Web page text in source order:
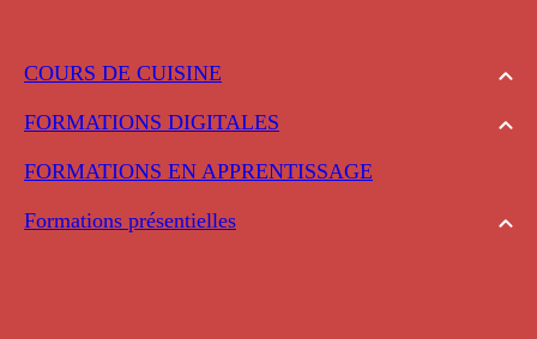
COURS DE CUISINE
FORMATIONS DIGITALES
FORMATIONS EN APPRENTISSAGE
Formations présentielles